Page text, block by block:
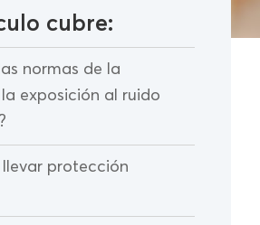
cubre:
normas de la
exposición al ruido
llevar protección